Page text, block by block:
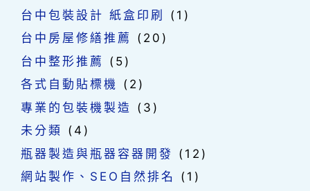
台中包裝設計 紙盒印刷
(1)
台中房屋修繕推薦
(20)
台中整形推薦
(5)
各式自動貼標機 (2)
專業的包裝機製造
(3)
未分類
(4)
瓶器製造與瓶器容器開發 (12)
網站製作、SEO自然排名
(1)